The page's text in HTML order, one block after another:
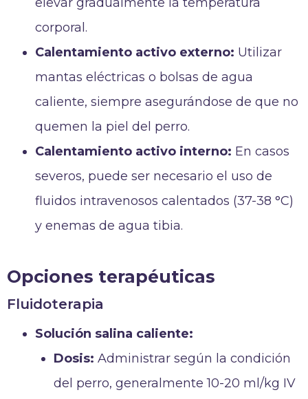
corporal.
Calentamiento activo externo: Utilizar
mantas eléctricas o bolsas de agua
caliente, siempre asegurándose de que no
quemen la piel del perro.
Calentamiento activo interno: En casos
severos, puede ser necesario el uso de
fluidos intravenosos calentados (37-38 °C)
y enemas de agua tibia.
Opciones terapéuticas
Fluidoterapia
Solución salina caliente:
Dosis: Administrar según la condición
del perro, generalmente 10-20 ml/kg IV